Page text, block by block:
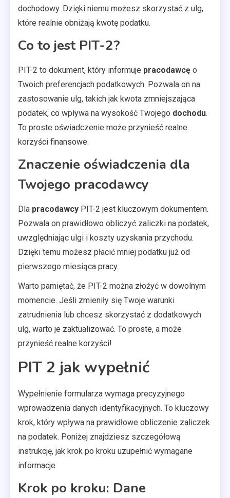
dochodowy. Dzięki niemu możesz skorzystać z ulg,
które realnie obniżają kwotę podatku.
Co to jest PIT-2?
PIT-2 to dokument, który informuje pracodawcę o
Twoich preferencjach podatkowych. Pozwala on na
zastosowanie ulg, takich jak kwota zmniejszająca
podatek, co wpływa na wysokość Twojego dochodu.
To proste oświadczenie może przynieść realne
korzyści finansowe.
Znaczenie oświadczenia dla
Twojego pracodawcy
Dla pracodawcy PIT-2 jest kluczowym dokumentem.
Pozwala on prawidłowo obliczyć zaliczki na podatek,
uwzględniając ulgi i koszty uzyskania przychodu.
Dzięki temu możesz płacić mniej podatku już od
pierwszego miesiąca pracy.
Warto pamiętać, że PIT-2 można złożyć w dowolnym
momencie. Jeśli zmieniły się Twoje warunki
zatrudnienia lub chcesz skorzystać z dodatkowych
ulg, warto je zaktualizować. To proste, a może
przynieść realne korzyści!
PIT 2 jak wypełnić
Wypełnienie formularza wymaga precyzyjnego
wprowadzenia danych identyfikacyjnych. To kluczowy
krok, który wpływa na prawidłowe obliczenie zaliczek
na podatek. Poniżej znajdziesz szczegółową
instrukcję, jak krok po kroku uzupełnić wymagane
informacje.
Krok po kroku: Dane